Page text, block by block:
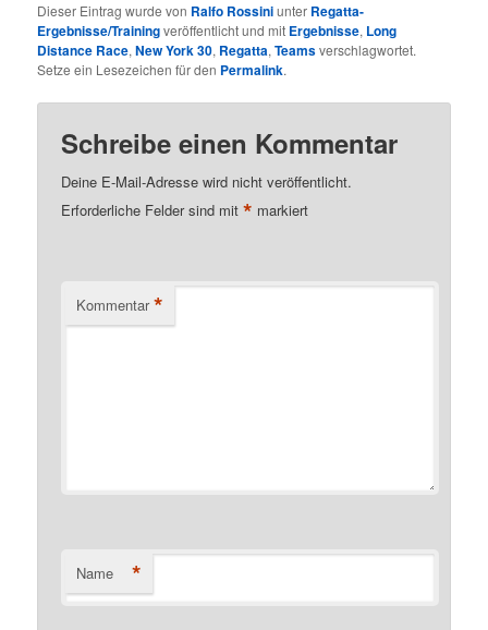
Dieser Eintrag wurde von Ralfo Rossiniunter Regatta-
Ergebnisse/Trainingveröffentlicht und mit Ergebnisse, Long
Distance Race,New York 30, Regatta,Teamsverschlagwortet.
Setze ein Lesezeichen für den Permalink.
Schreibe einen Kommentar
Deine E-Mail-Adresse wird nicht veröffentlicht.
Erforderliche Felder sind mit* markiert
Kommentar *
Name *